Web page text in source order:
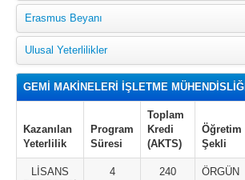
Erasmus Beyanı
Ulusal Yeterlilikler
GEMİ MAKİNELERİ İŞLETME MÜHENDİSLİĞİ
Kazanılan
Yeterlilik
Program
Süresi
Toplam
Kredi
(AKTS)
Öğretim
Şekli
LİSANS
4 240 ÖRGÜN